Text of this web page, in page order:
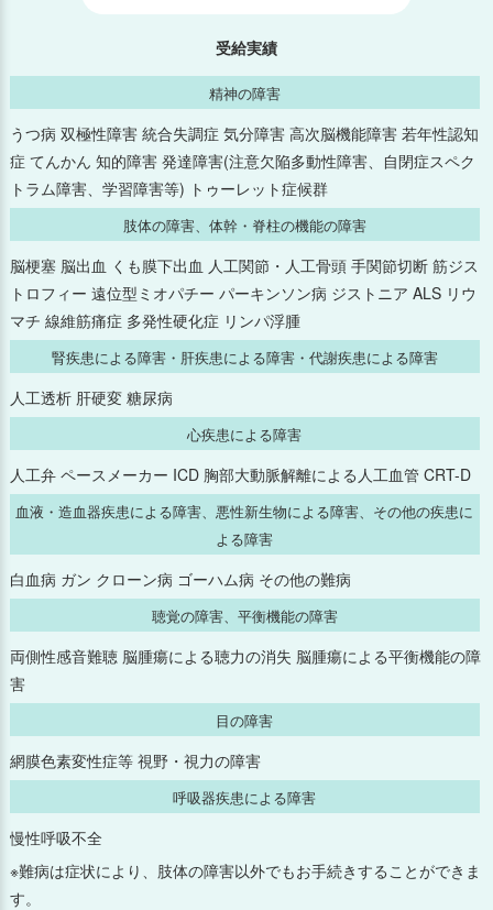
受給実績
精神の障害
うつ病 双極性障害 統合失調症 気分障害 高次脳機能障害 若年性認知
症 てんかん 知的障害 発達障害(注意欠陥多動性障害、自閉症スペク
トラム障害、学習障害等) トゥーレット症候群
肢体の障害、体幹・脊柱の機能の障害
脳梗塞 脳出血 くも膜下出血 人工関節・人工骨頭 手関節切断 筋ジス
トロフィー 遠位型ミオパチー パーキンソン病 ジストニア ALS リウ
マチ 線維筋痛症 多発性硬化症 リンパ浮腫
腎疾患による障害・肝疾患による障害・代謝疾患による障害
人工透析 肝硬変 糖尿病
心疾患による障害
人工弁 ペースメーカー ICD 胸部大動脈解離による人工血管 CRT-D
血液・造血器疾患による障害、悪性新生物による障害、その他の疾患に
よる障害
白血病 ガン クローン病 ゴーハム病 その他の難病
聴覚の障害、平衡機能の障害
両側性感音難聴 脳腫瘍による聴力の消失 脳腫瘍による平衡機能の障
害
目の障害
網膜色素変性症等 視野・視力の障害
呼吸器疾患による障害
慢性呼吸不全
※難病は症状により、肢体の障害以外でもお手続きすることができま
す。